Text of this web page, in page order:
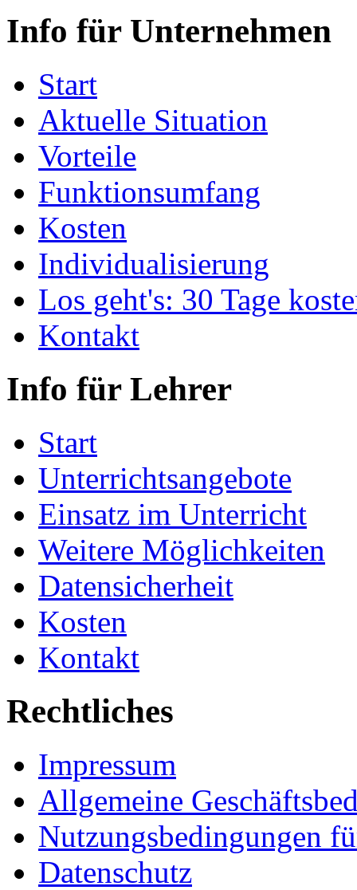
Info für Unternehmen
Start
Aktuelle Situation
Vorteile
Funktionsumfang
Kosten
Individualisierung
Los geht's: 30 Tage
Kontakt
Info für Lehrer
Start
Unterrichtsangebote
Einsatz im Unterricht
Weitere Möglichkeiten
Datensicherheit
Kosten
Kontakt
Rechtliches
Impressum
Allgemeine
Nutzungsbedingungen
Datenschutz